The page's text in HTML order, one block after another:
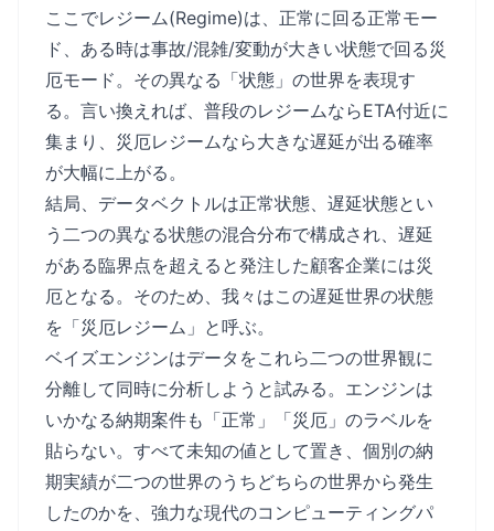
ここでレジーム(Regime)は、正常に回る正常モー
ド、ある時は事故/混雑/変動が大きい状態で回る災
厄モード。その異なる「状態」の世界を表現す
る。言い換えれば、普段のレジームならETA付近に
集まり、災厄レジームなら大きな遅延が出る確率
が大幅に上がる。
結局、データベクトルは正常状態、遅延状態とい
う二つの異なる状態の混合分布で構成され、遅延
がある臨界点を超えると発注した顧客企業には災
厄となる。そのため、我々はこの遅延世界の状態
を「災厄レジーム」と呼ぶ。
ベイズエンジンはデータをこれら二つの世界観に
分離して同時に分析しようと試みる。エンジンは
いかなる納期案件も「正常」「災厄」のラベルを
貼らない。すべて未知の値として置き、個別の納
期実績が二つの世界のうちどちらの世界から発生
したのかを、強力な現代のコンピューティングパ